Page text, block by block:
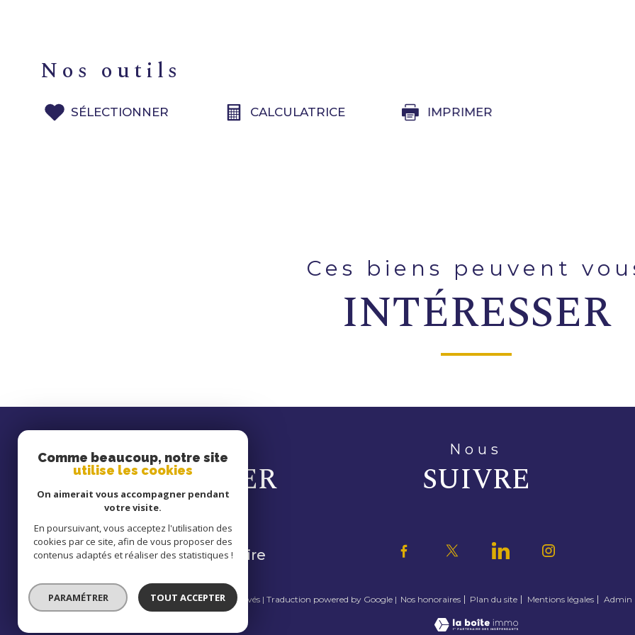
nos outils
SÉLECTIONNER CALCULATRICE IMPRIMER
ces biens peuvent
INTÉRESSER
se
CONNECTER
espace propriétaire
nous
SUIVRE
© 2026 | Tous droits réservés | Traduction powered by Google | Nos honoraires Plan du site Mentions légales Admin
Comme beaucoup, notre site
utilise les cookies
On aimerait vous accompagner pendant
votre visite.
En poursuivant, vous acceptez l'utilisation des
cookies par ce site, afin de vous proposer des
contenus adaptés et réaliser des statistiques !
PARAMÉTRER TOUT ACCEPTER